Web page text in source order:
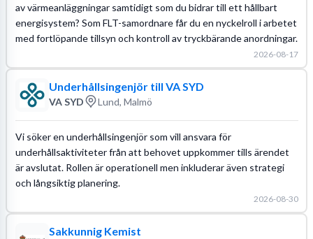
av värmeanläggningar samtidigt som du bidrar till ett hållbart
energisystem? Som FLT-samordnare får du en nyckelroll i arbetet
med fortlöpande tillsyn och kontroll av tryckbärande anordningar.
2026-08-17
Underhållsingenjör till VA SYD
VA SYD Lund, Malmö
Vi söker en underhållsingenjör som vill ansvara för
underhållsaktiviteter från att behovet uppkommer tills ärendet
är avslutat. Rollen är operationell men inkluderar även strategi
och långsiktig planering.
2026-08-30
Sakkunnig Kemist